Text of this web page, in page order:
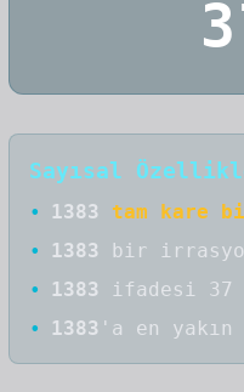
Sayısal
• 1383 tam kare
•
1383 bir
•
1383
ifadesi 37
•
1383 'a en yakın